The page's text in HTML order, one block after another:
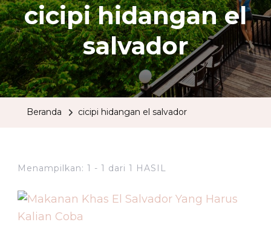
cicipi hidangan el
salvador
Beranda cicipi hidangan el salvador
Menampilkan: 1 - 1 dari 1 HASIL